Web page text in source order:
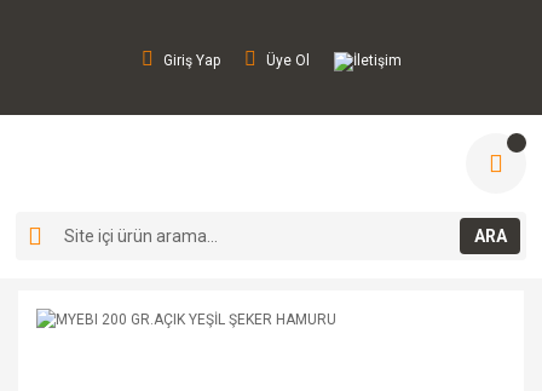
Giriş Yap Üye Ol İletişim
ARA